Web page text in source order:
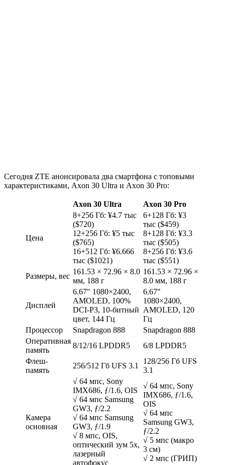
Сегодня ZTE анонсировала два смартфона с топовыми
характеристиками, Axon 30 Ultra и Axon 30 Pro:
Axon 30 Ultra Axon 30 Pro
Цена
8+256 Гб: ¥4.7 тыс
($720)
12+256 Гб: ¥5 тыс
($765)
16+512 Гб: ¥6.666
тыс ($1021)
6+128 Гб: ¥3
тыс ($459)
8+128 Гб: ¥3.3
тыс ($505)
8+256 Гб: ¥3.6
тыс ($551)
Размеры, вес
161.53 × 72.96 × 8.0
мм, 188 г
161.53 × 72.96 ×
8.0 мм, 188 г
Дисплей
6.67″ 1080×2400,
AMOLED, 100%
DCI-P3, 10-битный
цвет, 144 Гц
6.67″
1080×2400,
AMOLED, 120
Гц
Процессор
Snapdragon 888
Snapdragon 888
Оперативная
память
8/12/16 LPDDR5
6/8 LPDDR5
Флеш-
память
256/512 Гб UFS 3.1
128/256 Гб UFS
3.1
Камера
основная
√ 64 мпс, Sony
IMX686, ƒ/1.6, OIS
√ 64 мпс Samsung
GW3, ƒ/2.2
√ 64 мпс Samsung
GW3, ƒ/1.9
√ 8 мпс, OIS,
оптический зум 5x,
лазерный
автофокус
√ 64 мпс, Sony
IMX686, ƒ/1.6,
OIS
√ 64 мпс
Samsung GW3,
ƒ/2.2
√ 5 мпс (макро
3 см)
√ 2 мпс (ГРИП)